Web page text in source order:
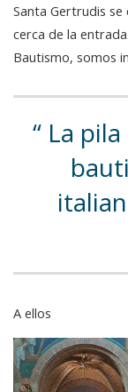
Santa Gertrudis se
cerca de la
Bautismo, somos
La
A ellos